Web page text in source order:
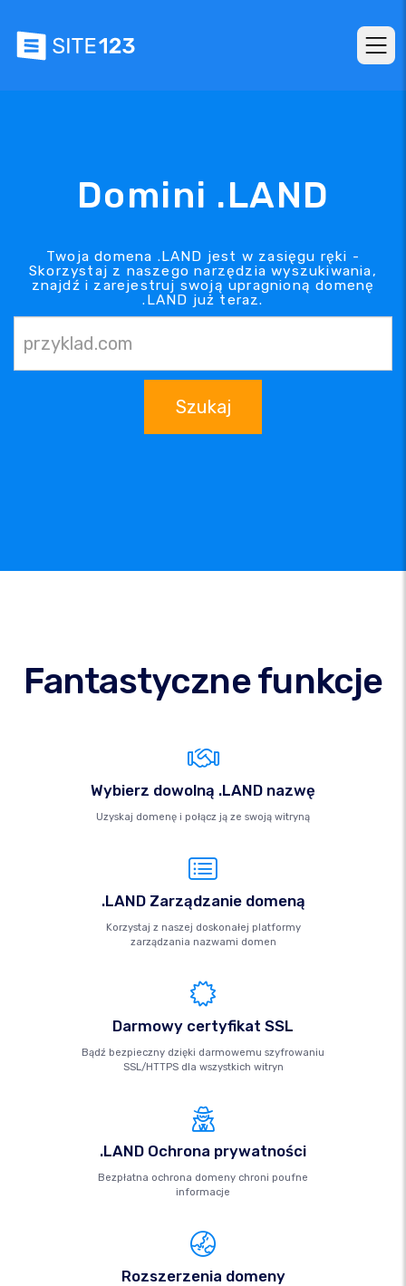
Domini .LAND
Twoja domena .LAND jest w zasięgu ręki -
Skorzystaj z naszego narzędzia wyszukiwania,
znajdź i zarejestruj swoją upragnioną domenę
.LAND już teraz.
Szukaj
Fantastyczne funkcje
Wybierz dowolną .LAND nazwę
Uzyskaj domenę i połącz ją ze swoją witryną
.LAND Zarządzanie domeną
Korzystaj z naszej doskonałej platformy
zarządzania nazwami domen
Darmowy certyfikat SSL
Bądź bezpieczny dzięki darmowemu szyfrowaniu
SSL/HTTPS dla wszystkich witryn
.LAND Ochrona prywatności
Bezpłatna ochrona domeny chroni poufne
informacje
Rozszerzenia domeny